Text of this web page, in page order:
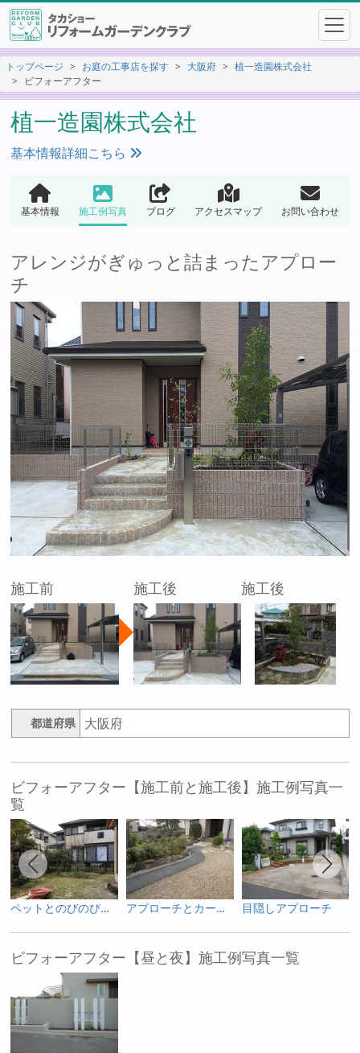
トップページ お庭の工事店を探す 大阪府
植一造園株式会社
ビフォーアフター
植一造園株式会社
基本情報詳細こちら
基本情報 施工例写真 ブログ アクセスマップ お問い合わせ
アレンジがぎゅっと詰まったアプロー
チ
施工前 施工後 施工後
都道府県 大阪府
ビフォーアフター【施工前と施工後】施工例写真一
覧
ペットとのびのび遊べる庭 アプローチとカーポートの共同土間へ 目隠しアプローチ
ビフォーアフター【昼と夜】施工例写真一覧